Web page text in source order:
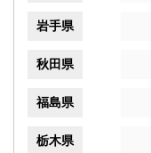
岩手県
秋田県
福島県
栃木県